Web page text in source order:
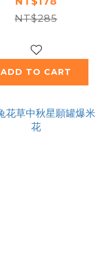
NT$285
ADD TO CART